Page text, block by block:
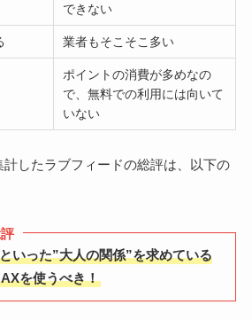
できない
業者もそこそこ多い
ポイントの消費が多めなの
で、無料での利用には向いて
いない
したラブフィードの総評は、以下の
いった”大人の関係”を求めている
を使うべき！